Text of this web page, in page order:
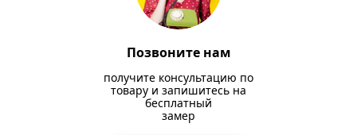
Позвоните нам
получите консультацию по
товару и запишитесь на
бесплатный
замер